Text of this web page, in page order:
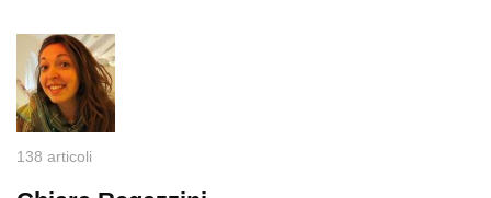
138 articoli